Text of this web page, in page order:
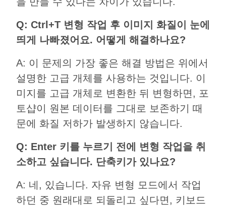
Q: Ctrl+T 변형 작업 후 이미지 화질이 눈에
띄게 나빠졌어요. 어떻게 해결하나요?
A: 이 문제의 가장 좋은 해결 방법은 위에서
설명한 고급 개체를 사용하는 것입니다. 이
미지를 고급 개체로 변환한 뒤 변형하면, 포
토샵이 원본 데이터를 그대로 보존하기 때
문에 화질 저하가 발생하지 않습니다.
Q: Enter 키를 누르기 전에 변형 작업을 취
소하고 싶습니다. 단축키가 있나요?
A: 네, 있습니다. 자유 변형 모드에서 작업
하던 중 원래대로 되돌리고 싶다면, 키보드